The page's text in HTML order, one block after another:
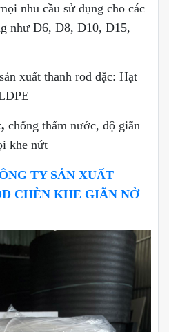
nhu cầu sử dụng cho các
như D6, D8, D10, D15,
xuất thanh rod đặc: Hạt
chống thấm nước, độ giãn
khe nứt
TY SẢN XUẤT
CHÈN KHE GIÃN NỞ